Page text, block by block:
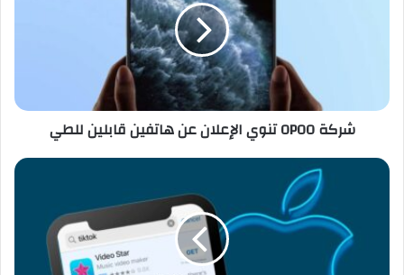
شركة OPOO تنوي الإعلان عن هاتفين قابلين للطي
أبل